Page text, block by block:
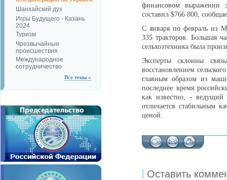
Шанхайский дух
Игры Будущего - Казань
2024
Туризм
Чрезвычайные
происшествия
Международное
сотрудничество
Все темы »
финансовом выражении
составил $766 800,
С января по февраль из
335 тракторов. Большая
сельхозтехника была
Эксперты склонны
восстановлением
главным образом из
последнее время
как известно, - ведущий
отличается стабильным
ценой.
Оставить